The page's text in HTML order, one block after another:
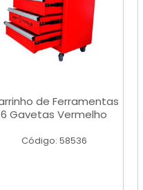
de Ferramentas
6 Gavetas Vermelho
Código: 58536